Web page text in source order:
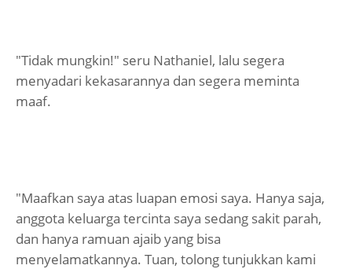
"Tidak mungkin!" seru Nathaniel, lalu segera
menyadari kekasarannya dan segera meminta
maaf.
"Maafkan saya atas luapan emosi saya. Hanya saja,
anggota keluarga tercinta saya sedang sakit parah,
dan hanya ramuan ajaib yang bisa
menyelamatkannya. Tuan, tolong tunjukkan kami